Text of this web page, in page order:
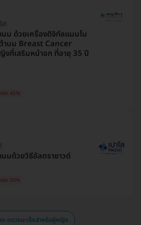
!
นม ด้วยเครื่องดิจิทัลแมมโม
านม Breast Cancer
ที่เสริมหน้าอก ที่อายุ 35 ปี
ยัด 45%
นมด้วยวิธีอัลตราซาวด์
ยัด 30%
ตรวจมะเร็งสำหรับผู้หญิง